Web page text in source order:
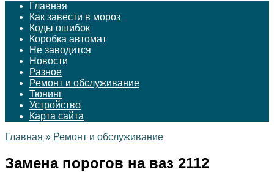
Главная
Как завести в мороз
Коды ошибок
Коробка автомат
Не заводится
Новости
Разное
Ремонт и обслуживание
Тюнинг
Устройство
Карта сайта
Главная » Ремонт и обслуживание
Замена порогов на ваз 2112